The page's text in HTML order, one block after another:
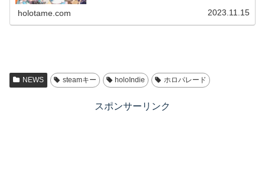
holotame.com 2023.11.15
NEWS steamキー holoIndie ホロパレード
スポンサーリンク